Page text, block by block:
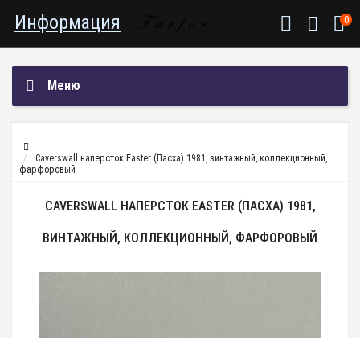
Информация 0
Меню
Caverswall наперсток Easter (Пасха) 1981, винтажный, коллекционный,
фарфоровый
CAVERSWALL НАПЕРСТОК EASTER (ПАСХА) 1981,
ВИНТАЖНЫЙ, КОЛЛЕКЦИОННЫЙ, ФАРФОРОВЫЙ